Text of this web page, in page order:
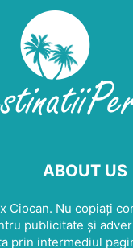
ABOUT US
Ciocan. Nu copiați
publicitate și
prin intermediul